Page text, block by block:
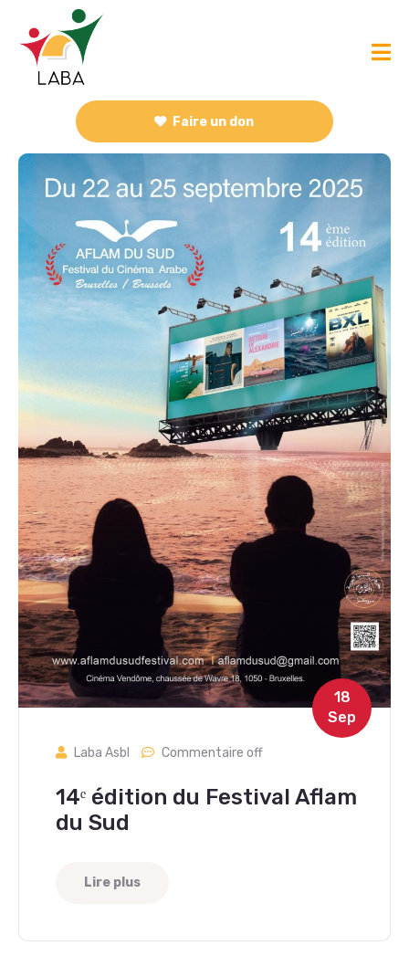
Faire un don
18
Sep
Laba Asbl Commentaire off
14ᵉ édition du Festival Aflam
du Sud
Lire plus